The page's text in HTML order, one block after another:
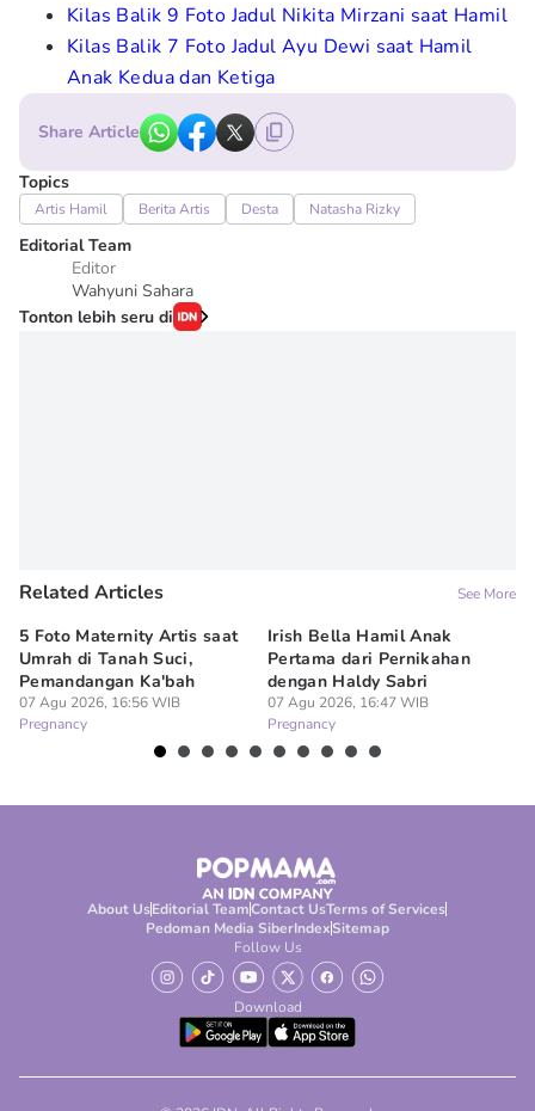
Kilas Balik 9 Foto Jadul Nikita Mirzani saat Hamil
Kilas Balik 7 Foto Jadul Ayu Dewi saat Hamil
Anak Kedua dan Ketiga
Share Article
Topics
Artis Hamil Berita Artis Desta Natasha Rizky
Editorial Team
Editor
Wahyuni Sahara
Tonton lebih seru di
Related Articles See More
5 Foto Maternity Artis saat
Umrah di Tanah Suci,
Pemandangan Ka'bah
07 Agu 2026, 16:56 WIB
Pregnancy
Irish Bella Hamil Anak
Pertama dari Pernikahan
dengan Haldy Sabri
07 Agu 2026, 16:47 WIB
Pregnancy
About UsEditorial TeamContact UsTerms of Services
Pedoman Media SiberIndexSitemap
Follow Us
Download